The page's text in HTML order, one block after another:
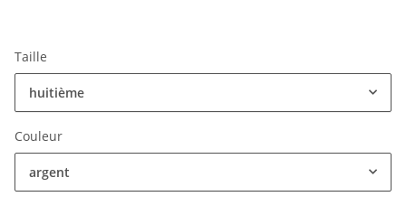
Taille
huitième
Couleur
argent